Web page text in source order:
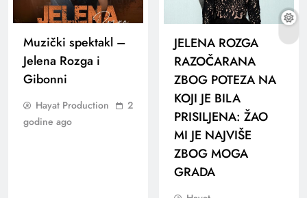
Muzički spektakl –
Jelena Rozga i
Gibonni
Hayat Production
2
godine ago
JELENA ROZGA
RAZOČARANA
ZBOG POTEZA NA
KOJI JE BILA
PRISILJENA: ŽAO
MI JE NAJVIŠE
ZBOG MOGA
GRADA